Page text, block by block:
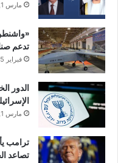
مارس 1, 2026
تدعم
فبراير 25, 2026
الدور
مارس 1, 2026
ترامب
تصاعد